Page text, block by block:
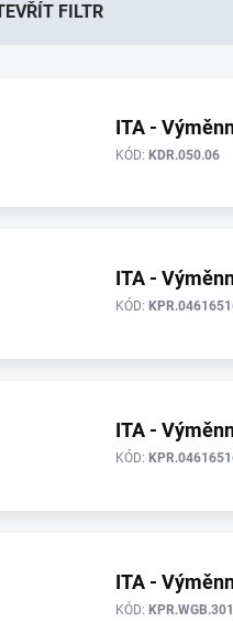
FILTR
ITA -
KÓD: KDR.050.06
ITA -
KÓD:
ITA -
KÓD:
ITA -
KÓD: